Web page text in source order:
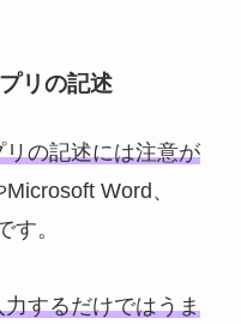
リの記述
の記述には注意が
Word、
す。
するだけではうま